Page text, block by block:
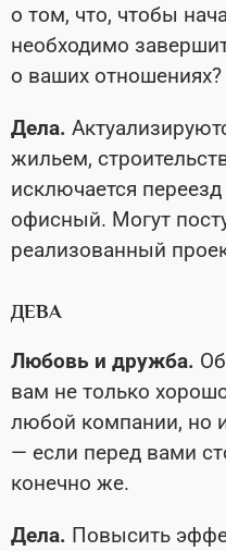
о том, что, чтобы
необходимо
о ваших отношениях?
Дела.
жильем,
исключается
офисный. Могут
реализованный
ДЕВА
Любовь и дружба.
вам не только
любой компании, но
— если перед вами
конечно же.
Дела. Повысить